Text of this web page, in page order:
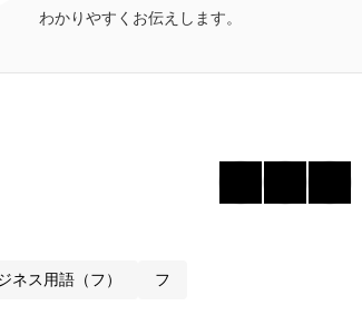
わかりやすくお伝えします。
ネス用語（フ） フ